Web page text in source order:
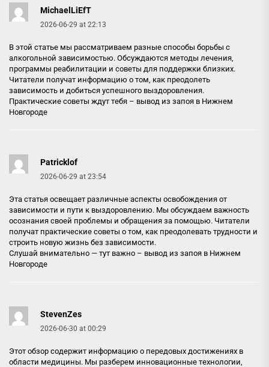
MichaelLiEfT
2026-06-29 at 22:13
В этой статье мы рассматриваем разные способы борьбы с
алкогольной зависимостью. Обсуждаются методы лечения,
программы реабилитации и советы для поддержки близких.
Читатели получат информацию о том, как преодолеть
зависимость и добиться успешного выздоровления.
Практические советы ждут тебя – вывод из запоя в Нижнем
Новгороде
Patricklof
2026-06-29 at 23:54
Эта статья освещает различные аспекты освобождения от
зависимости и пути к выздоровлению. Мы обсуждаем важность
осознания своей проблемы и обращения за помощью. Читатели
получат практические советы о том, как преодолевать трудности и
строить новую жизнь без зависимости.
Слушай внимательно — тут важно – вывод из запоя в Нижнем
Новгороде
StevenZes
2026-06-30 at 00:29
Этот обзор содержит информацию о передовых достижениях в
области медицины. Мы разберем инновационные технологии,